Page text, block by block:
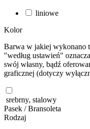
liniowe
Kolor
Barwa w jakiej wykonano
"według ustawień"
swój własny, bądź
graficznej (dotyczy
srebrny, stalowy
Pasek / Bransoleta
Rodzaj